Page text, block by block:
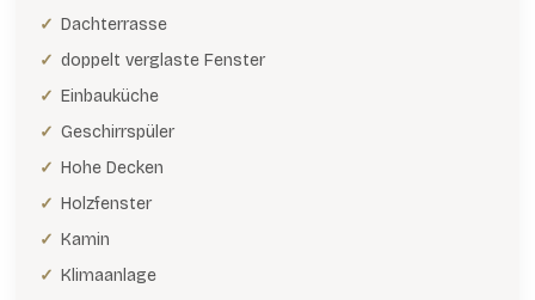
Dachterrasse
doppelt verglaste Fenster
Einbauküche
Geschirrspüler
Hohe Decken
Holzfenster
Kamin
Klimaanlage